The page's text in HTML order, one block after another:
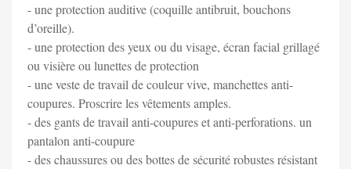
- une protection auditive (coquille antibruit, bouchons
d’oreille).
- une protection des yeux ou du visage, écran facial grillagé
ou visière ou lunettes de protection
- une veste de travail de couleur vive, manchettes anti-
coupures. Proscrire les vêtements amples.
- des gants de travail anti-coupures et anti-perforations. un
pantalon anti-coupure
- des chaussures ou des bottes de sécurité robustes résistant